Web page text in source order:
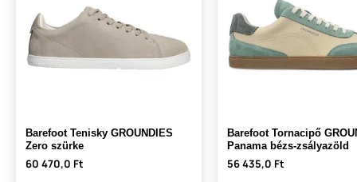
Barefoot Tenisky GROUNDIES
Zero szürke
60 470,0 Ft
Barefoot Tornacipő
Panama bézs-zsályazöld
56 435,0 Ft